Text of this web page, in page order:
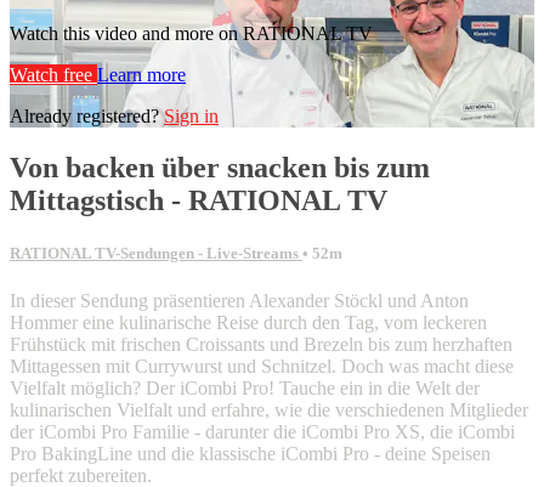
Watch this video and more on RATIONAL TV
Watch free Learn more
Already registered?Sign in
Von backen über snacken bis zum
Mittagstisch - RATIONAL TV
RATIONAL TV-Sendungen - Live-Streams • 52m
In dieser Sendung präsentieren Alexander Stöckl und Anton
Hommer eine kulinarische Reise durch den Tag, vom leckeren
Frühstück mit frischen Croissants und Brezeln bis zum herzhaften
Mittagessen mit Currywurst und Schnitzel. Doch was macht diese
Vielfalt möglich? Der iCombi Pro! Tauche ein in die Welt der
kulinarischen Vielfalt und erfahre, wie die verschiedenen Mitglieder
der iCombi Pro Familie - darunter die iCombi Pro XS, die iCombi
Pro BakingLine und die klassische iCombi Pro - deine Speisen
perfekt zubereiten.